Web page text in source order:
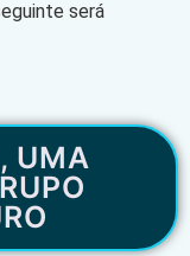
será
UMA